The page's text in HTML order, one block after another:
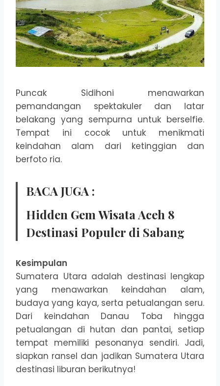
Puncak Sidihoni menawarkan
pemandangan spektakuler dan latar
belakang yang sempurna untuk berselfie.
Tempat ini cocok untuk menikmati
keindahan alam dari ketinggian dan
berfoto ria.
BACA JUGA :
Hidden Gem Wisata Aceh 8
Destinasi Populer di Sabang
Kesimpulan
Sumatera Utara adalah destinasi lengkap
yang menawarkan keindahan alam,
budaya yang kaya, serta petualangan seru.
Dari keindahan Danau Toba hingga
petualangan di hutan dan pantai, setiap
tempat memiliki pesonanya sendiri. Jadi,
siapkan ransel dan jadikan Sumatera Utara
destinasi liburan berikutnya!